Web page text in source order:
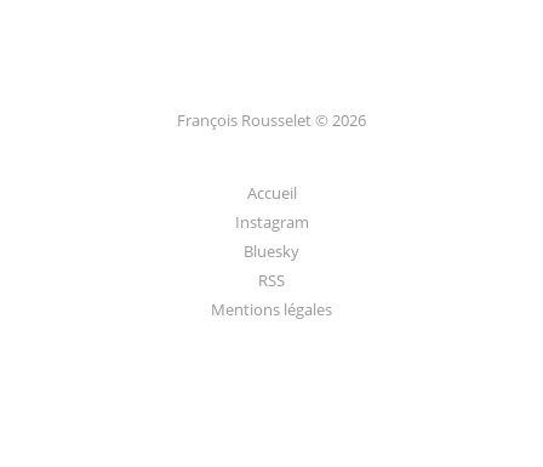
François Rousselet © 2026
Accueil
Instagram
Bluesky
RSS
Mentions légales